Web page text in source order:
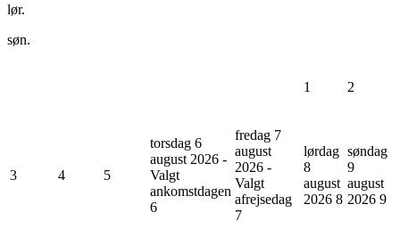
lør.
søn.
1 2
3 4 5
torsdag 6
august 2026 -
Valgt
ankomstdagen
6
fredag 7
august
2026 -
Valgt
afrejsedag
7
lørdag
8
august
2026 8
søndag
9
august
2026 9